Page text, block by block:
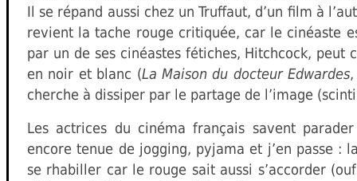
Il se répand aussi chez un Truffaut, d’un film à
revient la tache rouge critiquée, car le cinéaste
par un de ses cinéastes fétiches, Hitchcock, peut
en noir et blanc (La Maison du docteur Edwardes
cherche à dissiper par le partage de l’image
Les actrices du cinéma français savent
encore tenue de jogging, pyjama et j’en passe :
se rhabiller car le rouge sait aussi s’accorder